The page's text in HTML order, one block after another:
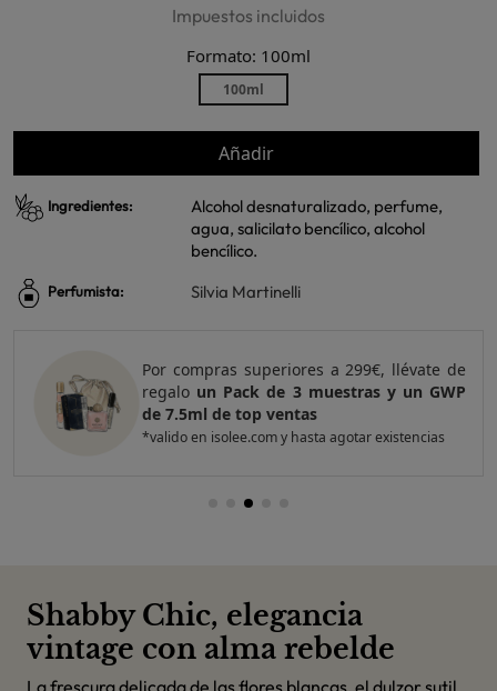
Impuestos incluidos
Formato: 100ml
100ml
Añadir
Ingredientes:
Alcohol desnaturalizado, perfume,
agua, salicilato bencílico, alcohol
bencílico.
Perfumista: Silvia Martinelli
Por compras superiores a 299€, llévate de
regalo un Pack de 3 muestras y un GWP
de 7.5ml de top ventas
*valido en isolee.com y hasta agotar existencias
Shabby Chic, elegancia
vintage con alma rebelde
La frescura delicada de las flores blancas, el dulzor sutil